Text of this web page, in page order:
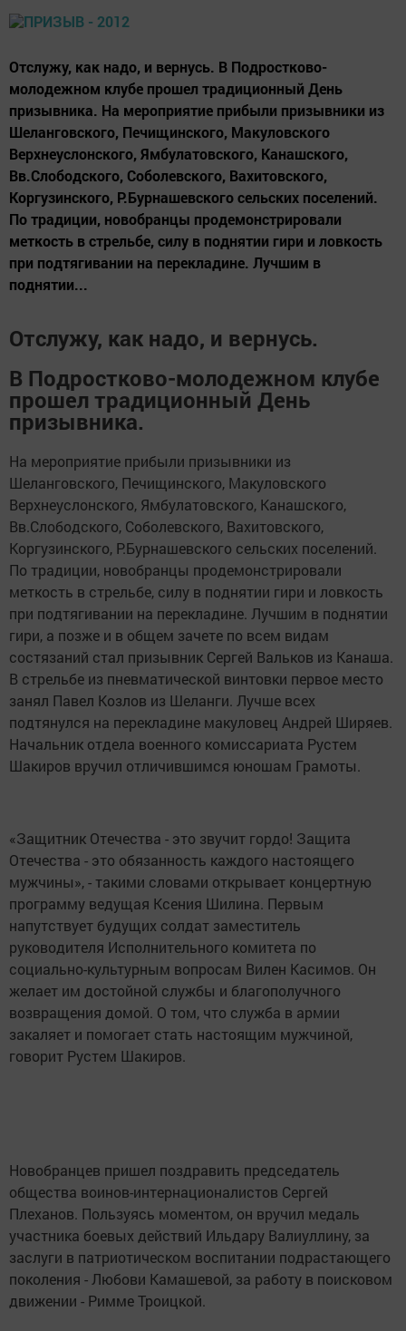
Отслужу, как надо, и вернусь. В Подростково-
молодежном клубе прошел традиционный День
призывника. На мероприятие прибыли призывники из
Шеланговского, Печищинского, Макуловского
Верхнеуслонского, Ямбулатовского, Канашского,
Вв.Слободского, Соболевского, Вахитовского,
Коргузинского, Р.Бурнашевского сельских поселений.
По традиции, новобранцы продемонстрировали
меткость в стрельбе, силу в поднятии гири и ловкость
при подтягивании на перекладине. Лучшим в
поднятии...
Отслужу, как надо, и вернусь.
В Подростково-молодежном клубе
прошел традиционный День
призывника.
На мероприятие прибыли призывники из
Шеланговского, Печищинского, Макуловского
Верхнеуслонского, Ямбулатовского, Канашского,
Вв.Слободского, Соболевского, Вахитовского,
Коргузинского, Р.Бурнашевского сельских поселений.
По традиции, новобранцы продемонстрировали
меткость в стрельбе, силу в поднятии гири и ловкость
при подтягивании на перекладине. Лучшим в поднятии
гири, а позже и в общем зачете по всем видам
состязаний стал призывник Сергей Вальков из Канаша.
В стрельбе из пневматической винтовки первое место
занял Павел Козлов из Шеланги. Лучше всех
подтянулся на перекладине макуловец Андрей Ширяев.
Начальник отдела военного комиссариата Рустем
Шакиров вручил отличившимся юношам Грамоты.
«Защитник Отечества - это звучит гордо! Защита
Отечества - это обязанность каждого настоящего
мужчины», - такими словами открывает концертную
программу ведущая Ксения Шилина. Первым
напутствует будущих солдат заместитель
руководителя Исполнительного комитета по
социально-культурным вопросам Вилен Касимов. Он
желает им достойной службы и благополучного
возвращения домой. О том, что служба в армии
закаляет и помогает стать настоящим мужчиной,
говорит Рустем Шакиров.
Новобранцев пришел поздравить председатель
общества воинов-интернационалистов Сергей
Плеханов. Пользуясь моментом, он вручил медаль
участника боевых действий Ильдару Валиуллину, за
заслуги в патриотическом воспитании подрастающего
поколения - Любови Камашевой, за работу в поисковом
движении - Римме Троицкой.